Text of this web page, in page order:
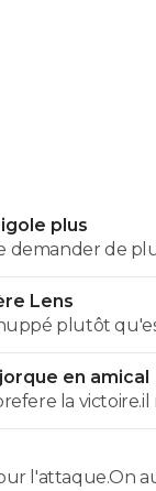
plus
demander de
Lens
plutôt
en amical
la victoire.il
vu le nombre
avoir du
l'attaque.On